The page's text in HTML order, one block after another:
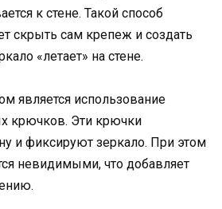
к стене. Такой способ
скрыть сам крепеж и создать
«летает» на стене.
является использование
крючков. Эти крючки
и фиксируют зеркало. При этом
невидимыми, что добавляет